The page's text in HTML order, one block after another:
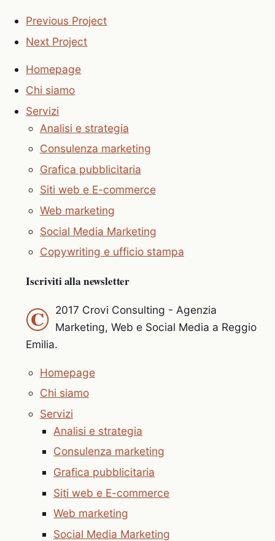
Previous Project
Next Project
Homepage
Chi siamo
Servizi
Analisi e strategia
Consulenza marketing
Grafica pubblicitaria
Siti web e E-commerce
Web marketing
Social Media Marketing
Copywriting e ufficio stampa
Iscriviti alla newsletter
© 2017 Crovi Consulting - Agenzia
Marketing, Web e Social Media a Reggio
Emilia.
Homepage
Chi siamo
Servizi
Analisi e strategia
Consulenza marketing
Grafica pubblicitaria
Siti web e E-commerce
Web marketing
Social Media Marketing